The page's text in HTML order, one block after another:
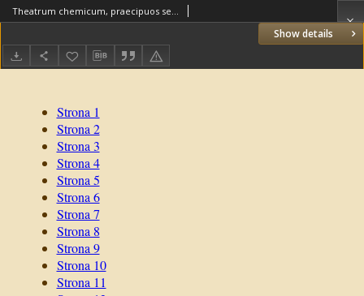
Show details
Theatrum chemicum, praecipuos selectorum auctorum tractatus de chemiae et lapidis philosophici antiquitate, veritate, iure, praestantia, & operationibus continens. T. 3